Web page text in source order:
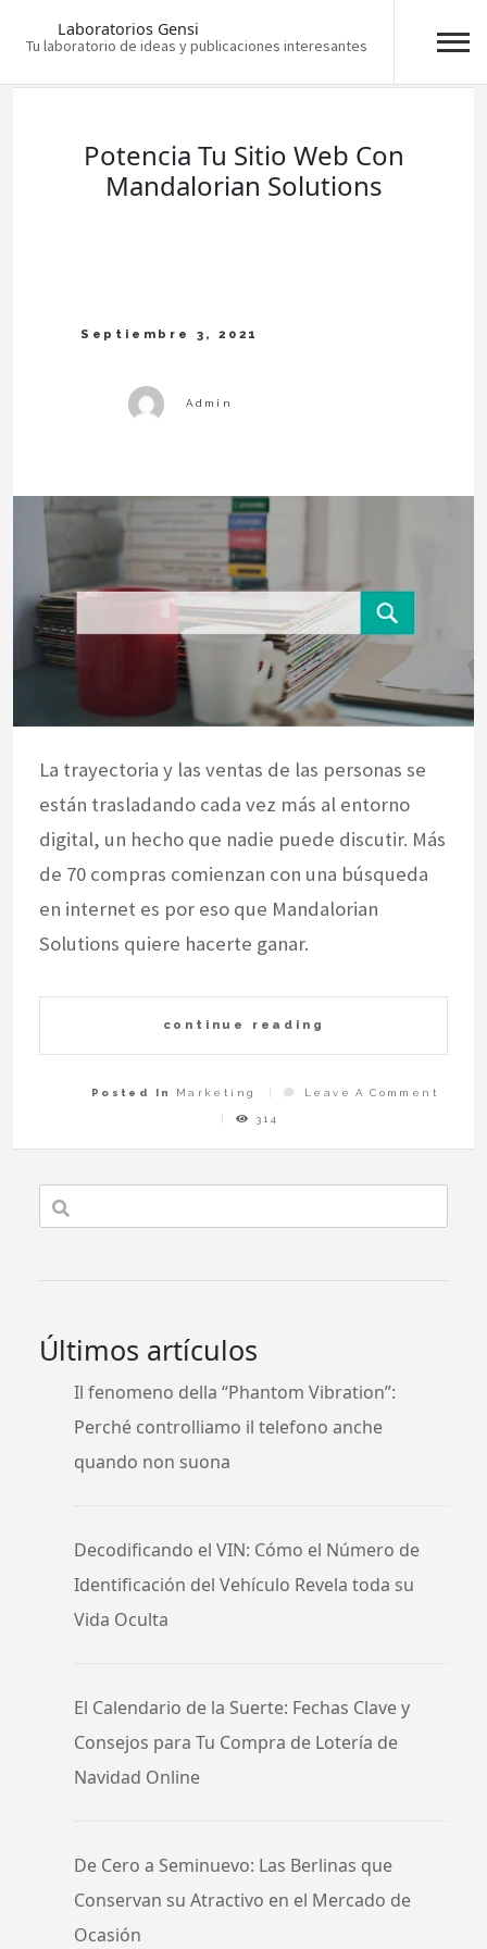
Laboratorios Gensi
Tu laboratorio de ideas y publicaciones interesantes
Potencia Tu Sitio Web Con
Mandalorian Solutions
La trayectoria y las ventas de las personas se
están trasladando cada vez más al entorno
digital, un hecho que nadie puede discutir. Más
de 70 compras comienzan con una búsqueda
en internet es por eso que Mandalorian
Solutions quiere hacerte ganar.
continue reading
Posted In Marketing Leave A Comment
314
Últimos artículos
Il fenomeno della “Phantom Vibration”:
Perché controlliamo il telefono anche
quando non suona
Decodificando el VIN: Cómo el Número de
Identificación del Vehículo Revela toda su
Vida Oculta
El Calendario de la Suerte: Fechas Clave y
Consejos para Tu Compra de Lotería de
Navidad Online
De Cero a Seminuevo: Las Berlinas que
Conservan su Atractivo en el Mercado de
Ocasión